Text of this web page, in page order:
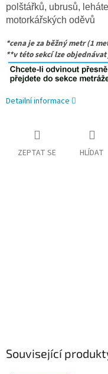
polštářků, ubrusů,
motorkářských oděvů
*cena je za běžný metr (1
**v této sekcí lze
Detailní informace
ZEPTAT SE HLÍDAT
Související